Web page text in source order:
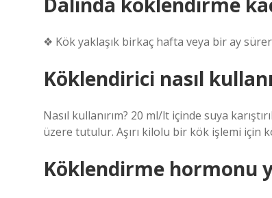
❖ Kök yaklaşık birkaç hafta veya bir ay
Köklendirici nasıl
Nasıl kullanırım? 20 ml/lt içinde suya
üzere tutulur. Aşırı kilolu bir kök işlemi için
Köklendirme hormonu